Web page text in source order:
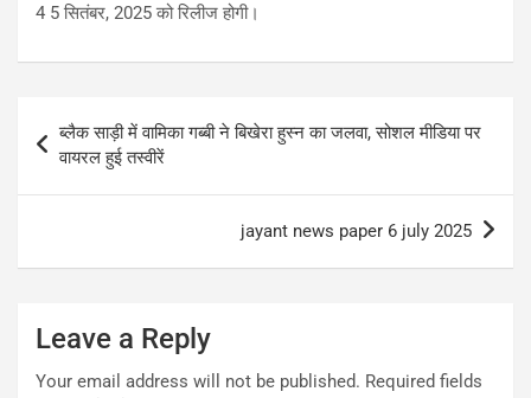
4 5 सितंबर, 2025 को रिलीज होगी।
Post
navigation
ब्लैक साड़ी में वामिका गब्बी ने बिखेरा हुस्न का जलवा, सोशल मीडिया पर
वायरल हुई तस्वीरें
jayant news paper 6 july 2025
Leave a Reply
Your email address will not be published. Required fields